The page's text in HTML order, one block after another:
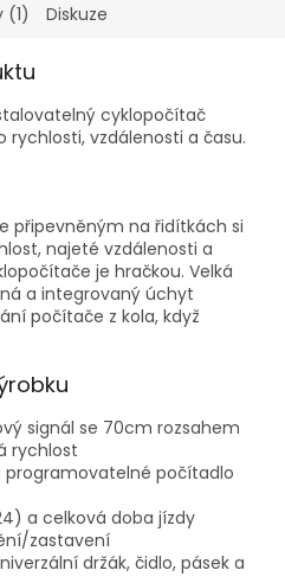
(1) Diskuze
cyklopočítač
vzdálenosti a času.
připevněným na řidítkách si
najeté vzdálenosti a
je hračkou. Velká
a integrovaný úchyt
počítače z kola, když
signál se 70cm rozsahem
rychlost
programovatelné počítadlo
a celková doba jízdy
zastavení
držák, čidlo, pásek a